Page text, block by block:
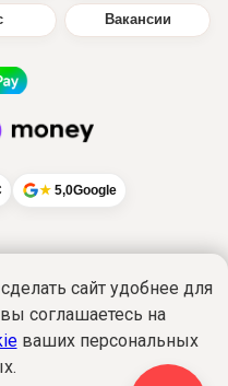
Вакансии
5,0Google
носит
характер
офертой...
сайт удобнее для
вы соглашаетесь на
ваших персональных